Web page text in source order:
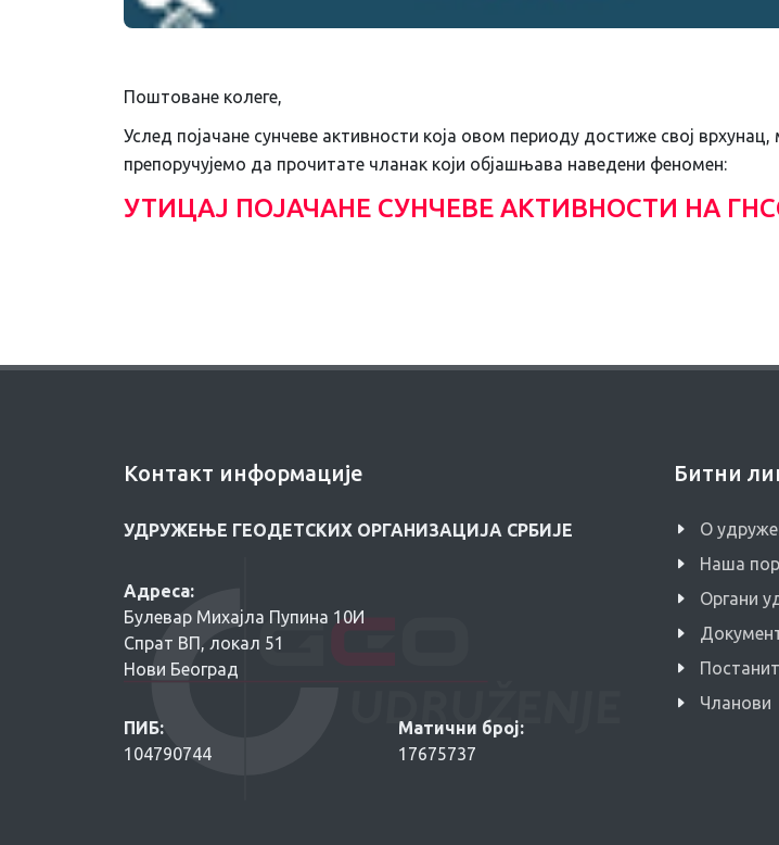
Поштоване колеге,
Услед појачане сунчеве активности која овом периоду достиже свој
препоручујемо да прочитате чланак који објашњава наведени феномен:
УТИЦАЈ ПОЈАЧАНЕ СУНЧЕВЕ АКТИВНОСТИ НА
Контакт информације
УДРУЖЕЊЕ ГЕОДЕТСКИХ ОРГАНИЗАЦИЈА СРБИЈЕ
Адреса:
Булевар Михајла Пупина 10И
Спрат ВП, локал 51
Нови Београд
ПИБ:
104790744
Матични број:
17675737
Битни
O
Наша
Органи
Чланови